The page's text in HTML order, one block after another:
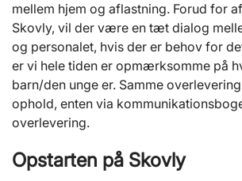
mellem hjem og aflastning. Forud for
Skovly, vil der være en tæt dialog
og personalet, hvis der er behov for
er vi hele tiden er opmærksomme på
barn/den unge er. Samme
ophold, enten via
overlevering.
Opstarten på Skovly